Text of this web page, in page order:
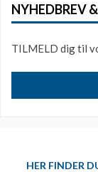
NYHEDBREV
TILMELD dig til
HER FINDER